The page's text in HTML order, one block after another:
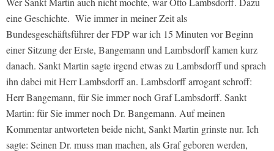
eine Geschichte. Wie immer in meiner Zeit als
Bundesgeschäftsführer der FDP war ich 15 Minuten vor Beginn
einer Sitzung der Erste, Bangemann und Lambsdorff kamen kurz
danach. Sankt Martin sagte irgend etwas zu Lambsdorff und sprach
ihn dabei mit Herr Lambsdorff an. Lambsdorff arrogant schroff:
Herr Bangemann, für Sie immer noch Graf Lambsdorff. Sankt
Martin: für Sie immer noch Dr. Bangemann. Auf meinen
Kommentar antworteten beide nicht, Sankt Martin grinste nur. Ich
sagte: Seinen Dr. muss man machen, als Graf geboren werden,